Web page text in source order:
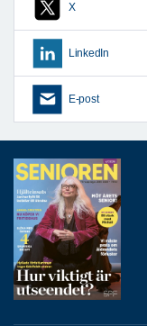
X
LinkedIn
E-post